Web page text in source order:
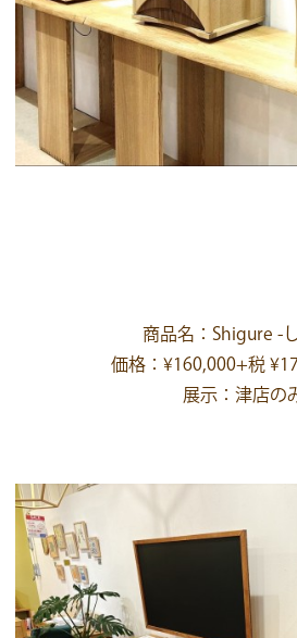
商品名：Shigure -
価格：¥160,000+税
展示：津店の